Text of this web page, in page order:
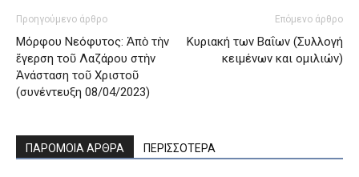
Προηγούμενο άρθρο
Μόρφου Νεόφυτος: Ἀπὸ τὴν
ἔγερση τοῦ Λαζάρου στὴν
Ἀνάσταση τοῦ Χριστοῦ
(συνέντευξη 08/04/2023)
Επόμενο άρθρο
Κυριακή των Βαΐων (Συλλογή
κειμένων και ομιλιών)
ΠΑΡΟΜΟΙΑ ΑΡΘΡΑ ΠΕΡΙΣΣΟΤΕΡΑ